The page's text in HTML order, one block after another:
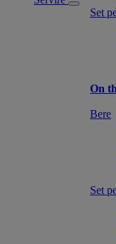
Set
On
Bere
Set